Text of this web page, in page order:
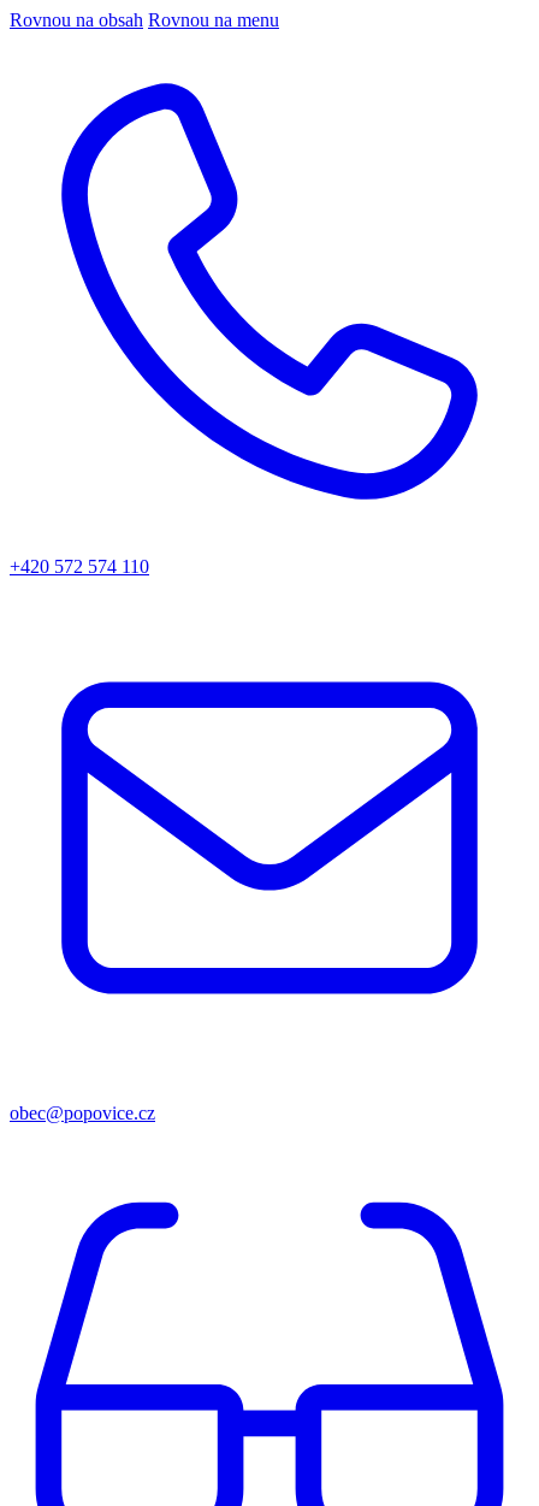
Rovnou na obsah Rovnou na menu
+420 572 574 110
obec@popovice.cz